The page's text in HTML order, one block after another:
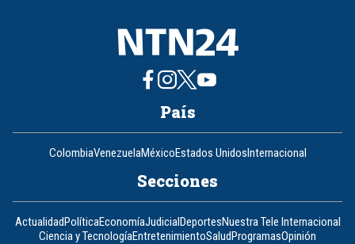
País
ColombiaVenezuelaMéxicoEstados UnidosInternacional
Secciones
ActualidadPolíticaEconomíaJudicialDeportesNuestra Tele Internacional
Ciencia y TecnologíaEntretenimientoSaludProgramasOpinión